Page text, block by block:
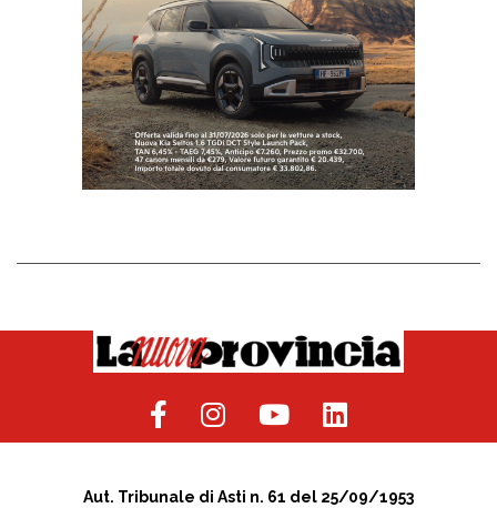
Aut. Tribunale di Asti n. 61 del 25/09/1953